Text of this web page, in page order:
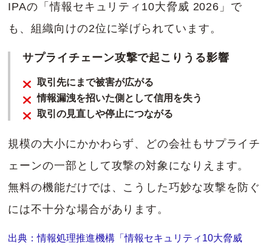
IPAの「情報セキュリティ10大脅威 2026」で
も、組織向けの2位に挙げられています。
サプライチェーン攻撃で起こりうる影響
取引先にまで被害が広がる
情報漏洩を招いた側として信用を失う
取引の見直しや停止につながる
規模の大小にかかわらず、どの会社もサプライチ
ェーンの一部として攻撃の対象になりえます。
無料の機能だけでは、こうした巧妙な攻撃を防ぐ
には不十分な場合があります。
出典：情報処理推進機構「情報セキュリティ10大脅威